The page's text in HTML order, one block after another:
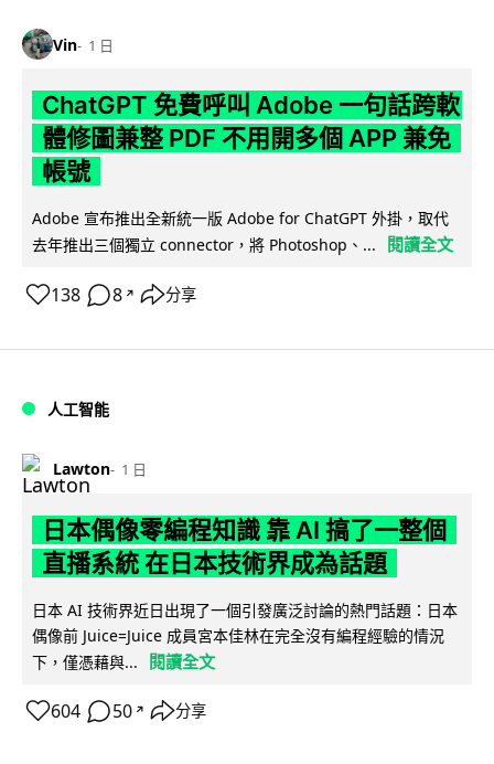
Vin 1 日
ChatGPT 免費呼叫 Adobe 一句話跨軟
體修圖兼整 PDF 不用開多個 APP 兼免
帳號
Adobe 宣布推出全新統一版 Adobe for ChatGPT 外掛，取代
去年推出三個獨立 connector，將 Photoshop、...
閱讀全文
138 8 ↗ 分享
人工智能
Lawton 1 日
日本偶像零編程知識 靠 AI 搞了一整個
直播系統 在日本技術界成為話題
日本 AI 技術界近日出現了一個引發廣泛討論的熱門話題：日本
偶像前 Juice=Juice 成員宮本佳林在完全沒有編程經驗的情況
下，僅憑藉與...
閱讀全文
604 50 ↗ 分享